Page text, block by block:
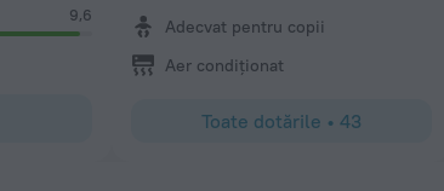
9,6
Adecvat pentru copii
Aer condiționat
Toate dotările • 43